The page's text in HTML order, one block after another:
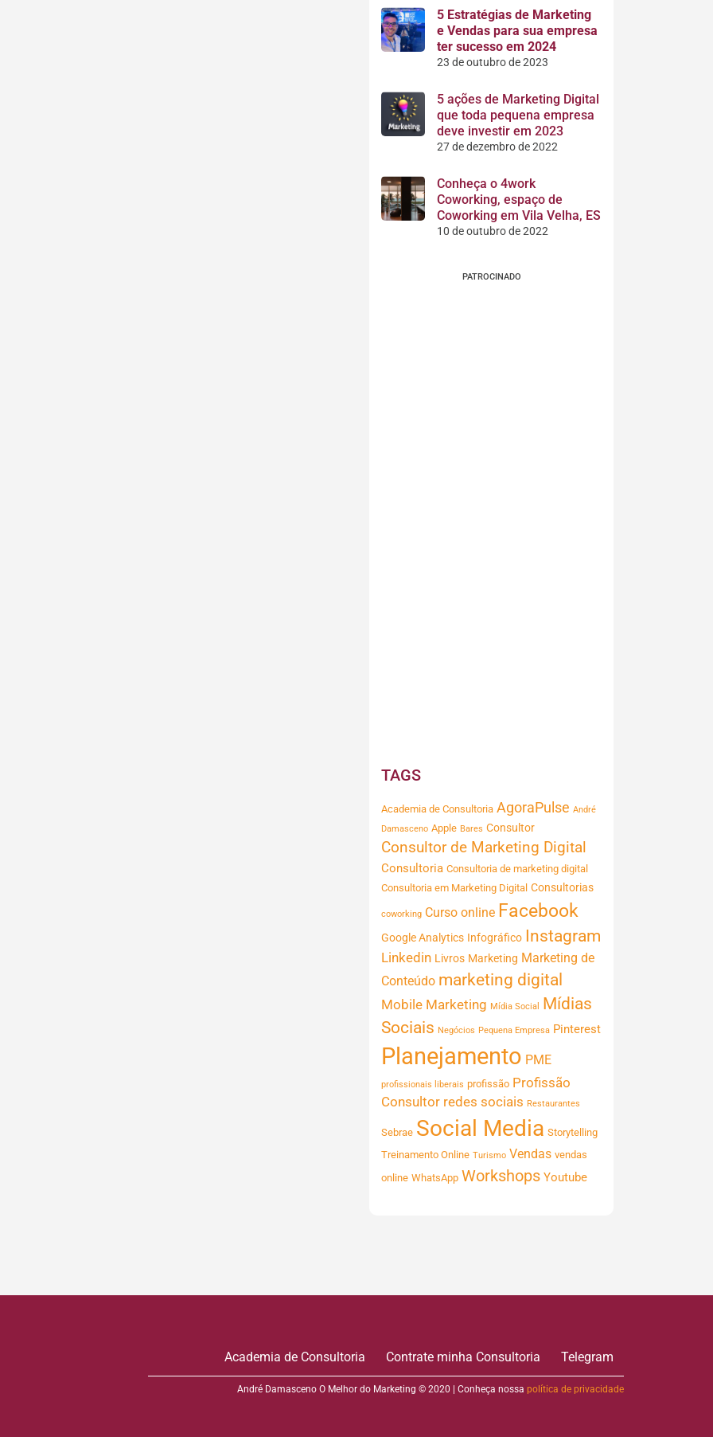
5 Estratégias de Marketing
e Vendas para sua empresa
ter sucesso em 2024
23 de outubro de 2023
5 ações de Marketing Digital
que toda pequena empresa
deve investir em 2023
27 de dezembro de 2022
Conheça o 4work
Coworking, espaço de
Coworking em Vila Velha, ES
10 de outubro de 2022
PATROCINADO
TAGS
Academia de Consultoria AgoraPulse André
Damasceno Apple Bares Consultor
Consultor de Marketing Digital
Consultoria Consultoria de marketing digital
Consultoria em Marketing Digital Consultorias
coworking Curso online Facebook
Google Analytics Infográfico Instagram
Linkedin Livros Marketing Marketing de
Conteúdo marketing digital
Mobile Marketing Mídia Social
Mídias
Sociais Negócios Pequena Empresa Pinterest
Planejamento PME
profissionais liberais profissão Profissão
Consultor redes sociais Restaurantes
Sebrae Social Media Storytelling
Treinamento Online Turismo Vendas vendas
online WhatsApp Workshops Youtube
Academia de Consultoria Contrate minha Consultoria Telegram
André Damasceno O Melhor do Marketing © 2020 | Conheça nossa política de privacidade